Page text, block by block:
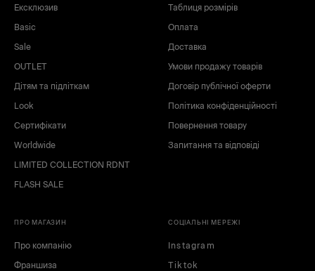
блакитний
рожевий
Ексклюзив
Basic
Sale
OUTLET
Дітям та підліткам
Look
Сертифікати
Worldwide
LIMITED COLLECTION RDNT
FLASH SALE
Таблиця розмірів
Оплата
Доставка
Умови продажу товарів
Договір публічної оферти
Політика конфіденційності
Повернення товару
Запитання та відповіді
ПРО МАГАЗИН
Про компанію
Франшиза
СОЦІАЛЬНІ МЕРЕЖІ
Instagram
Tiktok